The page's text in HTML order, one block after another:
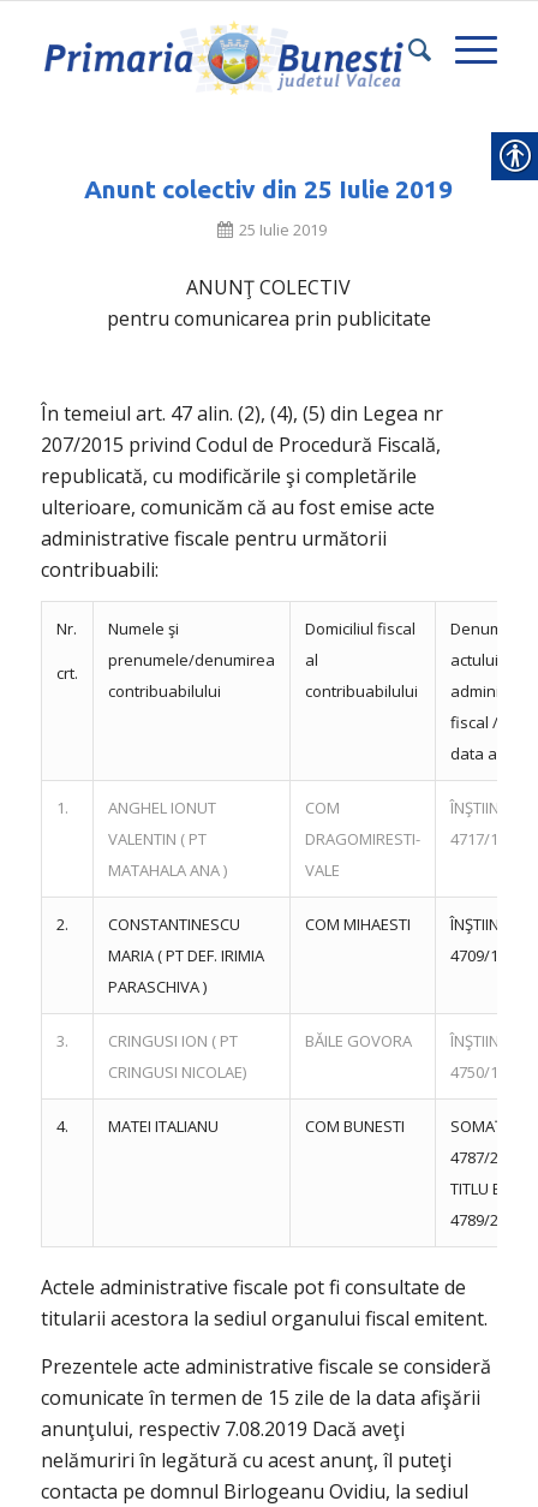
Anunt colectiv din 25 Iulie 2019
25 Iulie 2019
ANUNŢ COLECTIV
pentru comunicarea prin publicitate
În temeiul art. 47 alin. (2), (4), (5) din Legea nr
207/2015 privind Codul de Procedură Fiscală,
republicată, cu modificările şi completările
ulterioare, comunicăm că au fost emise acte
administrative fiscale pentru următorii
contribuabili:
Nr.
crt.
Numele şi
prenumele/denumirea
contribuabilului
Domiciliul fiscal
al
contribuabilului
Denumirea
actului
fiscal / nr. şi
data actului
1.
ANGHEL IONUT
VALENTIN ( PT
MATAHALA ANA )
COM
DRAGOMIRESTI-
VALE
4717/
2.
CONSTANTINESCU
MARIA ( PT DEF. IRIMIA
PARASCHIVA )
COM MIHAESTI
4709/
3.
CRINGUSI ION ( PT
CRINGUSI NICOLAE)
BĂILE GOVORA
4750/
4. MATEI ITALIANU COM BUNESTI
SOMAŢIE NR
4787/
TITLU EXEC
4789/
Actele administrative fiscale pot fi consultate de
titularii acestora la sediul organului fiscal emitent.
Prezentele acte administrative fiscale se consideră
comunicate în termen de 15 zile de la data afişării
anunţului, respectiv 7.08.2019 Dacă aveţi
nelămuriri în legătură cu acest anunţ, îl puteţi
contacta pe domnul Birlogeanu Ovidiu, la sediul